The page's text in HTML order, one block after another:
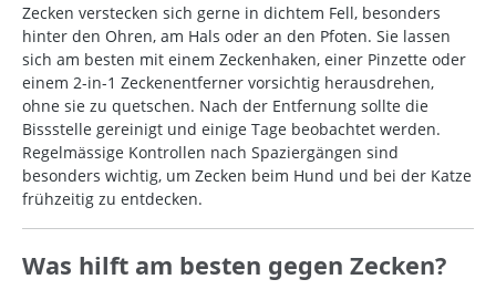
Zecken verstecken sich gerne in dichtem Fell, besonders
hinter den Ohren, am Hals oder an den Pfoten. Sie lassen
sich am besten mit einem Zeckenhaken, einer Pinzette oder
einem 2-in-1 Zeckenentferner vorsichtig herausdrehen,
ohne sie zu quetschen. Nach der Entfernung sollte die
Bissstelle gereinigt und einige Tage beobachtet werden.
Regelmässige Kontrollen nach Spaziergängen sind
besonders wichtig, um Zecken beim Hund und bei der Katze
frühzeitig zu entdecken.
Was hilft am besten gegen Zecken?